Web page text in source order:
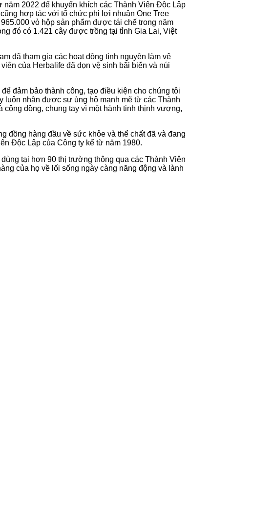
2022 để khuyến khích các Thành Viên Độc Lập
hợp tác với tổ chức phi lợi nhuận One Tree
vỏ hộp sản phẩm được tái chế trong năm
đó có 1.421 cây được trồng tại tỉnh Gia Lai, Việt
đã tham gia các hoạt động tình nguyện làm vệ
của Herbalife đã dọn vệ sinh bãi biển và núi
đảm bảo thành công, tạo điều kiện cho chúng tôi
luôn nhận được sự ủng hộ mạnh mẽ từ các Thành
đồng, chung tay vì một hành tinh thịnh vượng,
đồng hàng đầu về sức khỏe và thể chất đã và đang
Độc Lập của Công ty kể từ năm 1980.
tại hơn 90 thị trường thông qua các Thành Viên
của họ về lối sống ngày càng năng động và lành